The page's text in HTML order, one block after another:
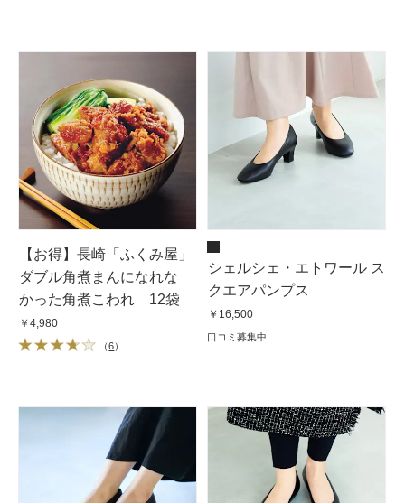
【お得】長崎「ふくみ屋」
ダブル角煮まんになれな
かった角煮こわれ 12袋
￥4,980
（6）
シェルシェ・エトワール ス
クエアパンプス
￥16,500
口コミ募集中